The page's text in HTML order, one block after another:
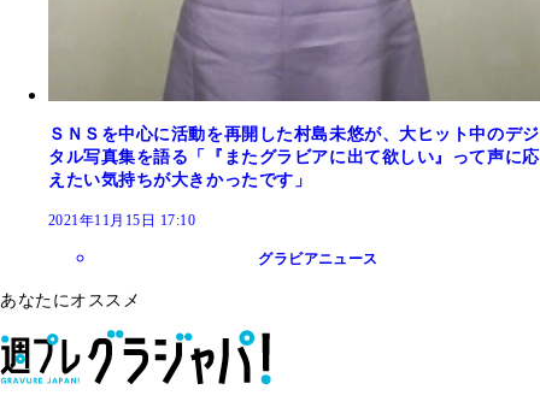
ＳＮＳを中心に活動を再開した村島未悠が、大ヒット中のデジ
タル写真集を語る「『またグラビアに出て欲しい』って声に応
えたい気持ちが大きかったです」
2021年11月15日 17:10
グラビアニュース
あなたにオススメ